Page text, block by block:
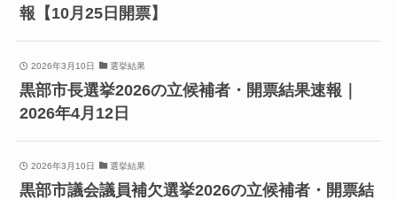
報【10月25日開票】
2026年3月10日 選挙結果
黒部市長選挙2026の立候補者・開票結果速報｜
2026年4月12日
2026年3月10日 選挙結果
黒部市議会議員補欠選挙2026の立候補者・開票結